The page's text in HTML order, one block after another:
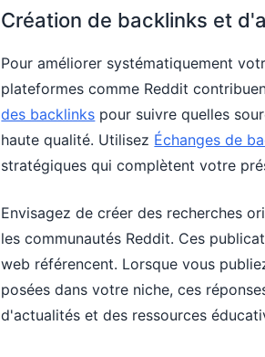
Création de backlinks et
Pour améliorer systématiquement
plateformes comme Reddit
des backlinks pour suivre quelles
haute qualité. Utilisez Échanges de
stratégiques qui complètent votre
Envisagez de créer des recherches
les communautés Reddit. Ces
web référencent. Lorsque vous
posées dans votre niche, ces
d'actualités et des ressources